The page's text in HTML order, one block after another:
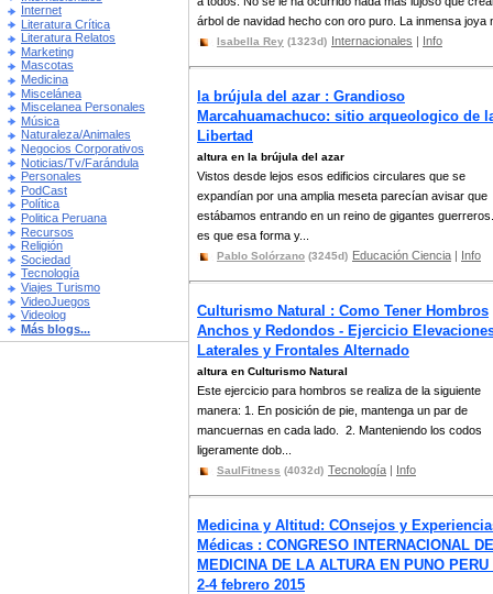
Internet
Literatura Crítica
Literatura Relatos
Marketing
Mascotas
Medicina
Miscelánea
Miscelanea Personales
Música
Naturaleza/Animales
Negocios Corporativos
Noticias/Tv/Farándula
Personales
PodCast
Política
Politica Peruana
Recursos
Religión
Sociedad
Tecnología
Viajes Turismo
VideoJuegos
Videolog
Más blogs...
árbol de navidad hecho con oro puro. La inmensa joya
Isabella Rey (1323d) Internacionales | Info
la brújula del azar : Grandioso
Marcahuamachuco: sitio arqueologico de
Libertad
altura en la brújula del azar
Vistos desde lejos esos edificios circulares que se
expandían por una amplia meseta parecían avisar que
estábamos entrando en un reino de gigantes
es que esa forma y...
Pablo Solórzano (3245d) Educación Ciencia | Info
Culturismo Natural : Como Tener Hombros
Anchos y Redondos - Ejercicio
Laterales y Frontales Alternado
altura en Culturismo Natural
Este ejercicio para hombros se realiza de la siguiente
manera: 1. En posición de pie, mantenga un par de
mancuernas en cada lado. 2. Manteniendo los codos
ligeramente dob...
SaulFitness (4032d) Tecnología | Info
Medicina y Altitud: COnsejos y
Médicas : CONGRESO INTERNACIONAL DE
MEDICINA DE LA ALTURA EN PUNO
2-4 febrero 2015